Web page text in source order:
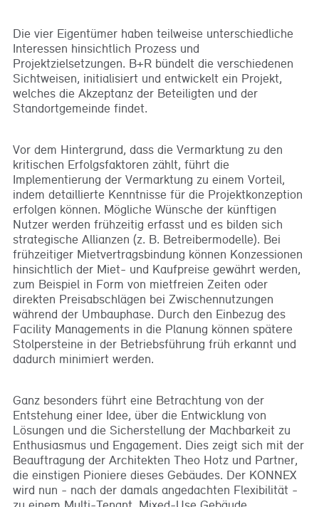
Die vier Eigentümer haben teilweise unterschiedliche
Interessen hinsichtlich Prozess und
Projektzielsetzungen. B+R bündelt die verschiedenen
Sichtweisen, initialisiert und entwickelt ein Projekt,
welches die Akzeptanz der Beteiligten und der
Standortgemeinde findet.
Vor dem Hintergrund, dass die Vermarktung zu den
kritischen Erfolgsfaktoren zählt, führt die
Implementierung der Vermarktung zu einem Vorteil,
indem detaillierte Kenntnisse für die Projektkonzeption
erfolgen können. Mögliche Wünsche der künftigen
Nutzer werden frühzeitig erfasst und es bilden sich
strategische Allianzen (z. B. Betreibermodelle). Bei
frühzeitiger Mietvertragsbindung können Konzessionen
hinsichtlich der Miet- und Kaufpreise gewährt werden,
zum Beispiel in Form von mietfreien Zeiten oder
direkten Preisabschlägen bei Zwischennutzungen
während der Umbauphase. Durch den Einbezug des
Facility Managements in die Planung können spätere
Stolpersteine in der Betriebsführung früh erkannt und
dadurch minimiert werden.
Ganz besonders führt eine Betrachtung von der
Entstehung einer Idee, über die Entwicklung von
Lösungen und die Sicherstellung der Machbarkeit zu
Enthusiasmus und Engagement. Dies zeigt sich mit der
Beauftragung der Architekten Theo Hotz und Partner,
die einstigen Pioniere dieses Gebäudes. Der KONNEX
wird nun - nach der damals angedachten Flexibilität -